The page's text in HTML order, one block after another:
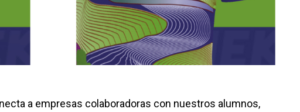
a empresas colaboradoras con nuestros alumnos,